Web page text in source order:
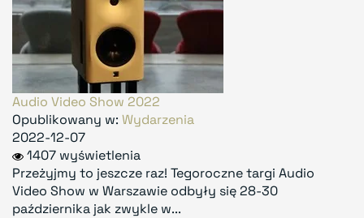
Audio Video Show 2022
Opublikowany w: Wydarzenia
2022-12-07
1407 wyświetlenia
Przeżyjmy to jeszcze raz! Tegoroczne targi Audio
Video Show w Warszawie odbyły się 28-30
października jak zwykle w...